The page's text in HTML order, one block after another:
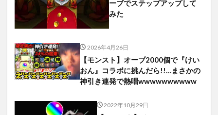
ーブでステップアップして
みた
2026年4月26日
【モンスト】オーブ2000個で『けい
おん』コラボに挑んだら!!…まさかの
神引き連発で熱唱wwwwwwwwww
2022年10月29日